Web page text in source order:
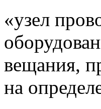
«узел
вещания,
на